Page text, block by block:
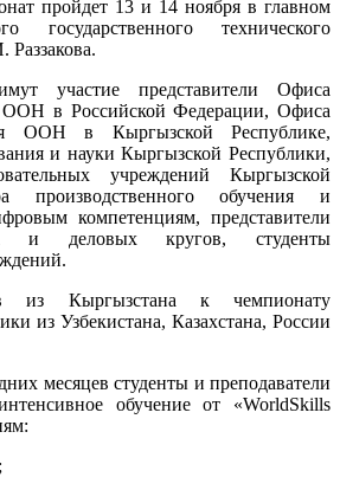
пройдет 13 и 14 ноября в главном
государственного технического
Раззакова.
участие представители Офиса
ООН в Российской Федерации, Офиса
ООН в Кыргызской Республике,
и науки Кыргызской Республики,
учреждений Кыргызской
производственного обучения и
компетенциям, представители
и деловых кругов, студенты
из Кыргызстана к чемпионату
из Узбекистана, Казахстана, России
месяцев студенты и преподаватели
обучение от «WorldSkills